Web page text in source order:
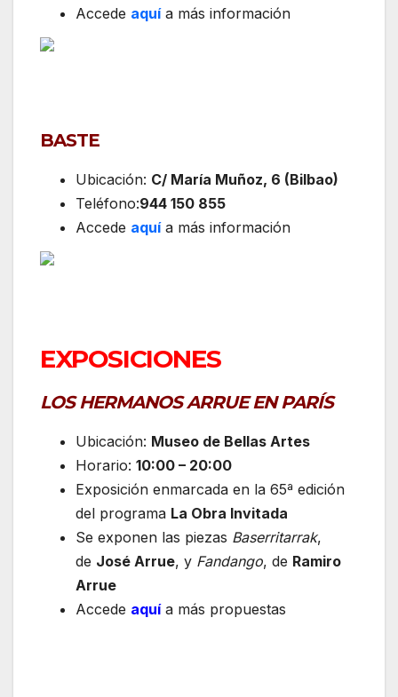
Accede aquí a más información
BASTE
Ubicación: C/ María Muñoz, 6 (Bilbao)
Teléfono:944 150 855
Accede aquí a más información
EXPOSICIONES
LOS HERMANOS ARRUE EN PARÍS
Ubicación: Museo de Bellas Artes
Horario: 10:00 – 20:00
Exposición enmarcada en la 65ª edición
del programa La Obra Invitada
Se exponen las piezas Baserritarrak,
de José Arrue, y Fandango, de Ramiro
Arrue
Accede aquí a más propuestas